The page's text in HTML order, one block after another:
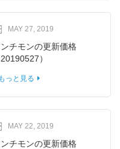
MAY 27, 2019
チモンの更新価格
20190527）
もっと見る
MAY 22, 2019
チモンの更新価格